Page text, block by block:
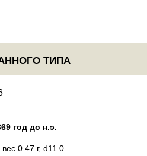
ТИПА
год до н.э.
, вес 0.47 г, d11.0